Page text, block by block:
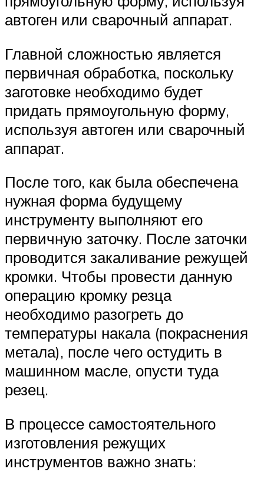
автоген или сварочный аппарат.
Главной сложностью является
первичная обработка, поскольку
заготовке необходимо будет
придать прямоугольную форму,
используя автоген или сварочный
аппарат.
После того, как была обеспечена
нужная форма будущему
инструменту выполняют его
первичную заточку. После заточки
проводится закаливание режущей
кромки. Чтобы провести данную
операцию кромку резца
необходимо разогреть до
температуры накала (покраснения
метала), после чего остудить в
машинном масле, опусти туда
резец.
В процессе самостоятельного
изготовления режущих
инструментов важно знать: